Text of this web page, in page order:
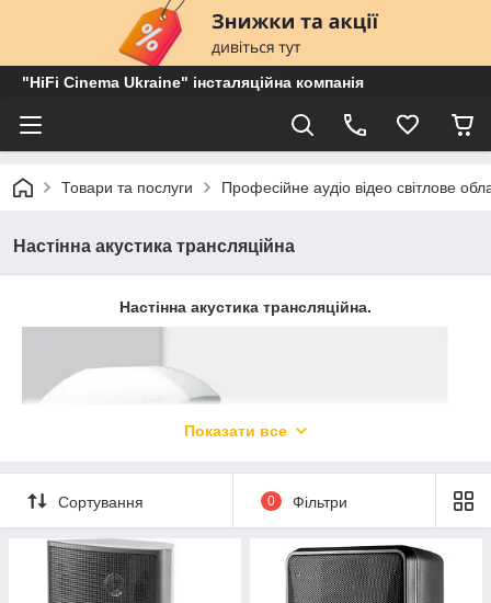
"HiFi Cinema Ukraine" інсталяційна компанія
Товари та послуги Професійне аудіо відео світлове
Настінна акустика трансляційна
Настінна акустика трансляційна.
Показати все
Сортування 0 Фільтри